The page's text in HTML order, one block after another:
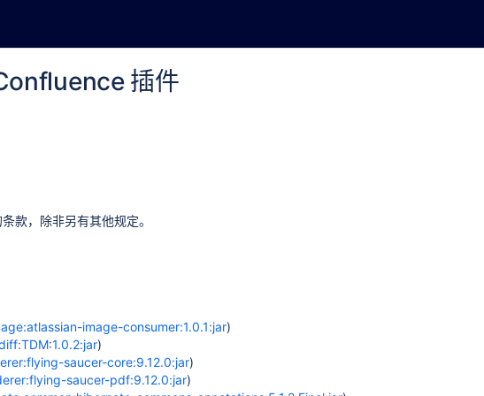
插件
款，除非另有其他规定。
image-consumer:1.0.1:jar)
)
saucer-core:9.12.0:jar)
saucer-pdf:9.12.0:jar)